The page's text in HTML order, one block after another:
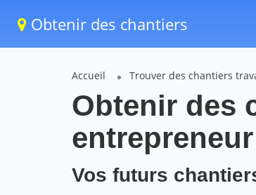
Obtenir des chantiers
Accueil Trouver des chantiers
Obtenir des
entrepreneur
Vos futurs